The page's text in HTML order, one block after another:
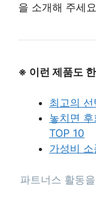
을 소개해 주세
※ 이런 제품도
최고의
놓치면
TOP 10
가성비
파트너스 활동